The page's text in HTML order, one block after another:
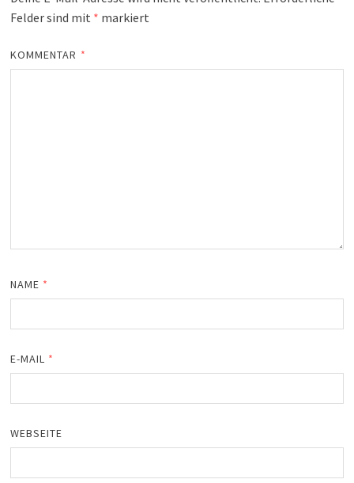
Felder sind mit * markiert
KOMMENTAR *
NAME *
E-MAIL *
WEBSEITE